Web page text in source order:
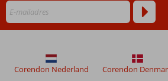
Corendon Nederland Corendon